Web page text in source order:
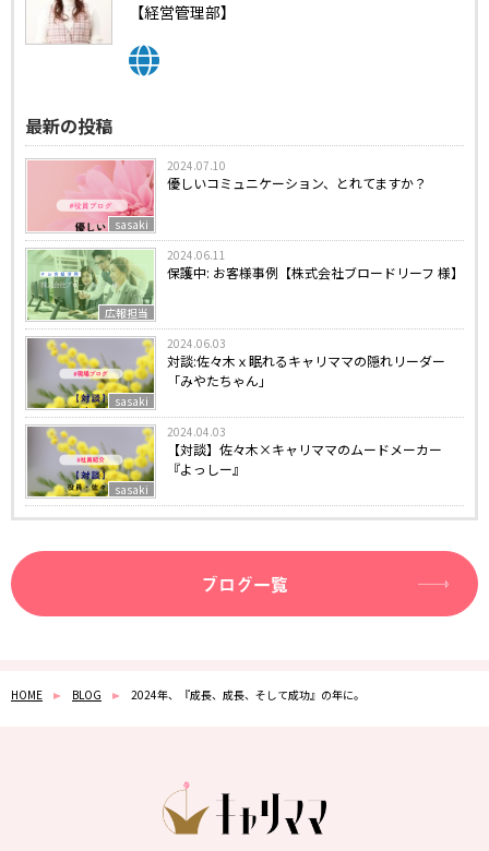
【経営管理部】
最新の投稿
sasaki
2024.07.10
優しいコミュニケーション、とれてますか？
広報担当
2024.06.11
保護中: お客様事例【株式会社ブロードリーフ 様】
sasaki
2024.06.03
対談:佐々木ｘ眠れるキャリママの隠れリーダー
「みやたちゃん」
sasaki
2024.04.03
【対談】佐々木×キャリママのムードメーカー
『よっしー』
ブログ一覧
HOME BLOG 2024年、『成長、成長、そして成功』の年に。